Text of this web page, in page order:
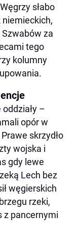
słabo
niemieckich,
Szwabów za
tego
kolumny
–
opór w
skrzydło
wojska i
gdy lewe
Lech bez
węgierskich
rzeki,
z pancernymi